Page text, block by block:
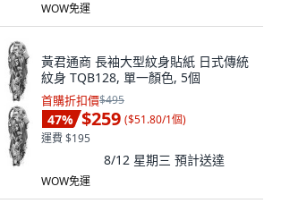
WOW免運
黃君通商 長袖大型紋身貼紙 日式傳統
紋身 TQB128, 單一顏色, 5個
首購折扣價$495
47% $259 ($51.80/1個)
運費 $195
8/12 星期三 預計送達
WOW免運